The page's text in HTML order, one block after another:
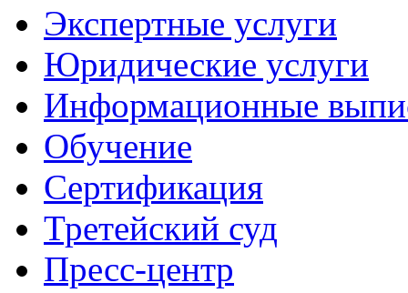
Экспертные услуги
Юридические услуги
Информационные
Обучение
Сертификация
Третейский суд
Пресс-центр